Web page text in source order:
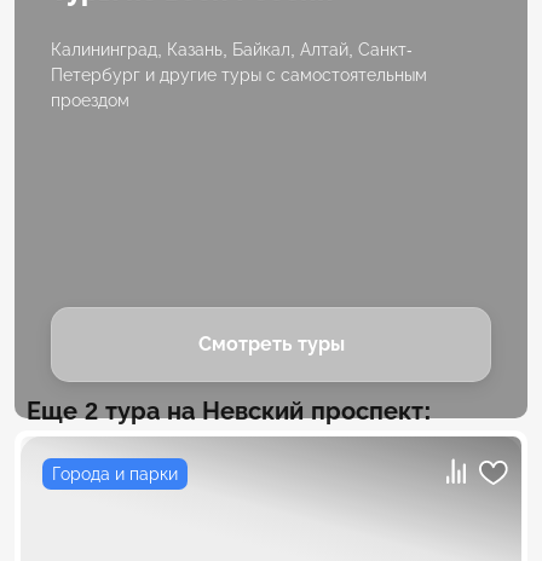
Калининград, Казань, Байкал, Алтай, Санкт-
Петербург и другие туры с самостоятельным
проездом
Смотреть туры
Еще 2 тура на Невский проспект:
Города и парки